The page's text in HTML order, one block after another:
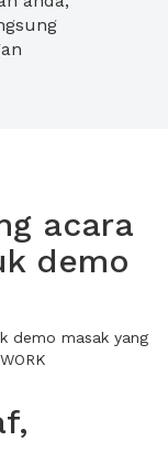
acara
demo
demo masak yang